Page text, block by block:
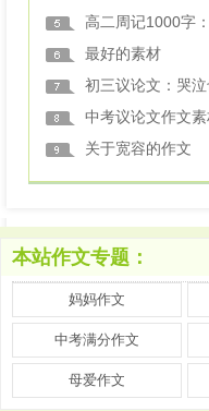
高二周记1000字
最好的素材
初三议论文：哭
中考议论文作文
关于宽容的作文
本站作文专题：
妈妈作文
中考满分作文
母爱作文